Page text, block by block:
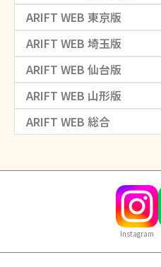
ARIFT WEB 東京版
ARIFT WEB 埼玉版
ARIFT WEB 仙台版
ARIFT WEB 山形版
ARIFT WEB 総合
Instagram